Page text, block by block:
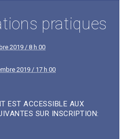
pratiques
2019 / 8 h 00
2019 / 17 h 00
EST ACCESSIBLE AUX
SUR INSCRIPTION: